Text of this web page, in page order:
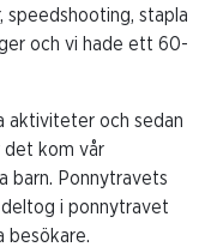
speedshooting, stapla
och vi hade ett 60-
aktiviteter och sedan
det kom vår
barn. Ponnytravets
i ponnytravet
besökare.